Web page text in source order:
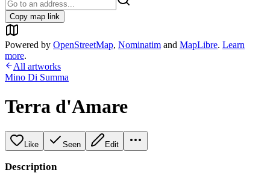
Copy map link
Powered by OpenStreetMap, Nominatim and MapLibre. Learn
more.
All artworks
Mino Di Summa
Terra d'Amare
Like Seen Edit
Description